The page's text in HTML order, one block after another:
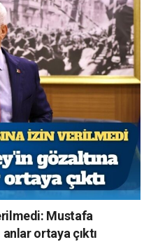
Mustafa
anlar ortaya çıktı